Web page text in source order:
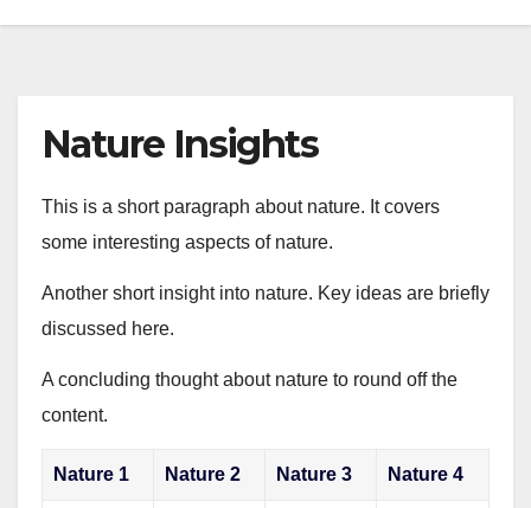
Nature Insights
This is a short paragraph about nature. It covers
some interesting aspects of nature.
Another short insight into nature. Key ideas are briefly
discussed here.
A concluding thought about nature to round off the
content.
Nature 1 Nature 2 Nature 3 Nature 4